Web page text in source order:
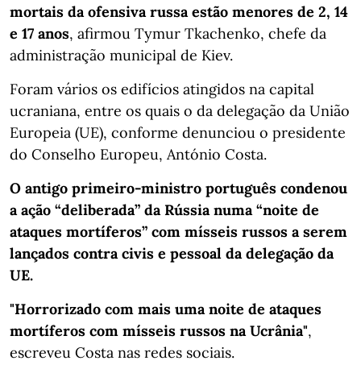
mortais da ofensiva russa estão menores de 2, 14
e 17 anos, afirmou Tymur Tkachenko, chefe da
administração municipal de Kiev.
Foram vários os edifícios atingidos na capital
ucraniana, entre os quais o da delegação da União
Europeia (UE), conforme denunciou o presidente
do Conselho Europeu, António Costa.
O antigo primeiro-ministro português condenou
a ação “deliberada” da Rússia numa “noite de
ataques mortíferos” com mísseis russos a serem
lançados contra civis e pessoal da delegação da
UE.
"Horrorizado com mais uma noite de ataques
mortíferos com mísseis russos na Ucrânia",
escreveu Costa nas redes sociais.